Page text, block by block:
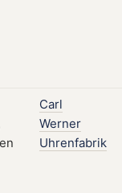
Carl
Werner
Uhrenfabrik